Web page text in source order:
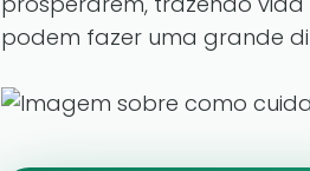
podem fazer uma grande